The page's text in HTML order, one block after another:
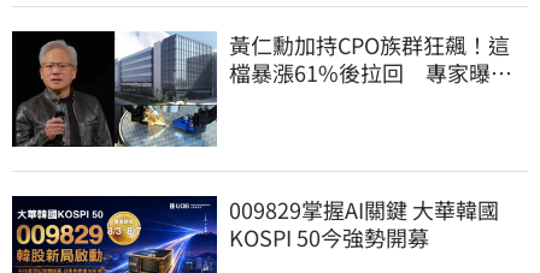
黃仁勳加持CPO族群狂飆！這
檔暴漲61%後拉回 專家曝
009829掌握AI關鍵 大華韓國
KOSPI 50今強勢開募